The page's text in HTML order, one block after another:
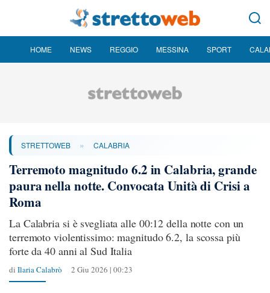
HOME NEWS REGGIO MESSINA SPORT
STRETTOWEB » CALABRIA
Terremoto magnitudo 6.2 in Calabria, grande
paura nella notte. Convocata Unità di Crisi a
Roma
La Calabria si è svegliata alle 00:12 della notte con un
terremoto violentissimo: magnitudo 6.2, la scossa più
forte da 40 anni al Sud Italia
di Ilaria Calabrò 2 Giu 2026 | 00:23